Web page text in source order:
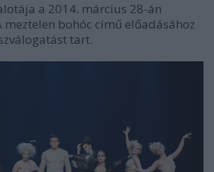
a 2014. március 28-án
bohóc című előadásához
tart.